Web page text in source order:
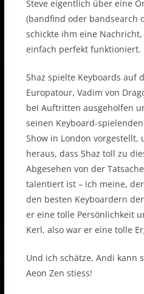
Steve eigentlich über eine
(bandfind oder bandsearch
schickte ihm eine
einfach perfekt funktioniert.
Shaz spielte Keyboards auf
Europatour, Vadim von
bei Auftritten ausgeholfen
seinen Keyboard-
Show in London vorgestellt,
heraus, dass Shaz toll zu
Abgesehen von der
talentiert ist – ich meine,
den besten Keyboardern
er eine tolle Persönlichkeit
Kerl, also war er eine tolle
Und ich schätze, Andi kann
Aeon Zen stiess!